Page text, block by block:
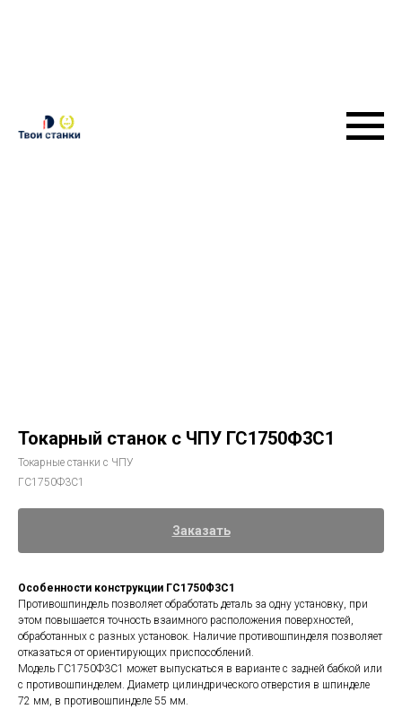
Токарный станок с ЧПУ ГС1750Ф3С1
Токарные станки с ЧПУ
ГС1750Ф3С1
Заказать
Особенности конструкции ГС1750Ф3С1
Противошпиндель позволяет обработать деталь за одну установку, при
этом повышается точность взаимного расположения поверхностей,
обработанных с разных установок. Наличие противошпинделя позволяет
отказаться от ориентирующих приспособлений.
Модель ГС1750Ф3С1 может выпускаться в варианте с задней бабкой или
с противошпинделем. Диаметр цилиндрического отверстия в шпинделе
72 мм, в противошпинделе 55 мм.